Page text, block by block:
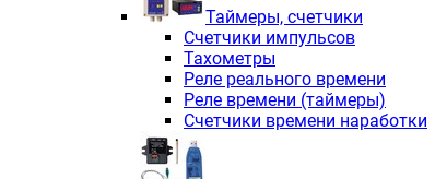
Таймеры, счетчики
Счетчики импульсов
Тахометры
Реле реального времени
Реле времени (таймеры)
Счетчики времени наработки